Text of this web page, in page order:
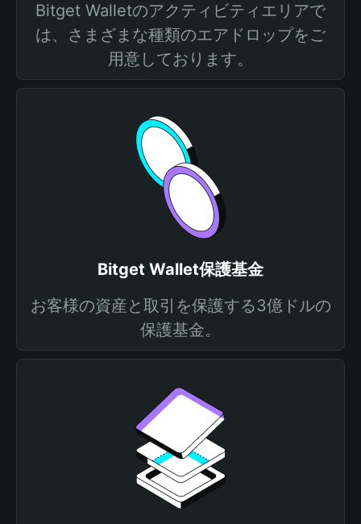
Bitget Walletのアクティビティエリアで
は、さまざまな種類のエアドロップをご
用意しております。
Bitget Wallet保護基金
お客様の資産と取引を保護する3億ドルの
保護基金。